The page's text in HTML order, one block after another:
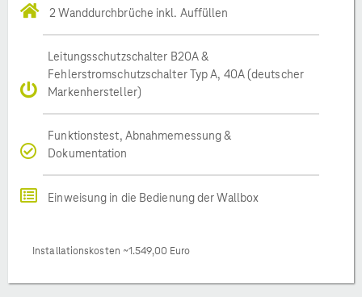
2 Wanddurchbrüche inkl. Auffüllen
Leitungsschutzschalter B20A &
Fehlerstromschutzschalter Typ A, 40A (deutscher
Markenhersteller)
Funktionstest, Abnahmemessung &
Dokumentation
Einweisung in die Bedienung der Wallbox
Installationskosten ~1.549,00 Euro